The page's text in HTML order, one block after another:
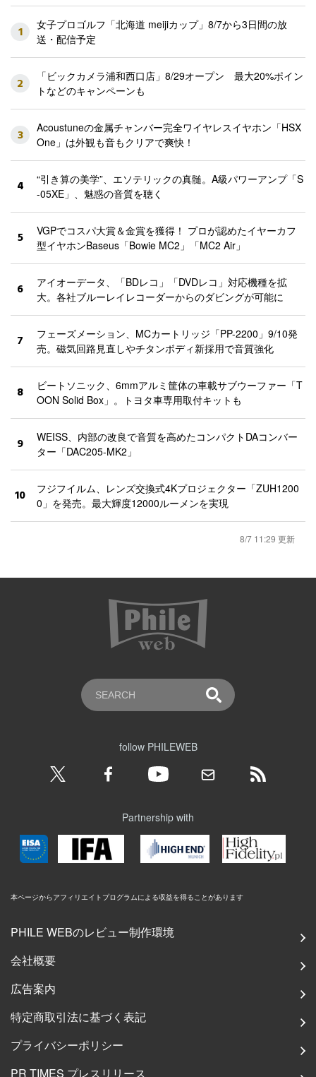
1
女子プロゴルフ「北海道 meijiカップ」8/7から3日間の放
送・配信予定
2
「ビックカメラ浦和西口店」8/29オープン 最大20%ポイン
トなどのキャンペーンも
3
Acoustuneの金属チャンバー完全ワイヤレスイヤホン「HSX
One」は外観も音もクリアで爽快！
4
“引き算の美学”、エソテリックの真髄。A級パワーアンプ「S
-05XE」、魅惑の音質を聴く
5
VGPでコスパ大賞＆金賞を獲得！ プロが認めたイヤーカフ
型イヤホンBaseus「Bowie MC2」「MC2 Air」
6
アイオーデータ、「BDレコ」「DVDレコ」対応機種を拡
大。各社ブルーレイレコーダーからのダビングが可能に
7
フェーズメーション、MCカートリッジ「PP-2200」9/10発
売。磁気回路見直しやチタンボディ新採用で音質強化
8
ビートソニック、6mmアルミ筐体の車載サブウーファー「T
OON Solid Box」。トヨタ車専用取付キットも
9
WEISS、内部の改良で音質を高めたコンパクトDAコンバー
ター「DAC205-MK2」
10
フジフイルム、レンズ交換式4Kプロジェクター「ZUH1200
0」を発売。最大輝度12000ルーメンを実現
8/7 11:29 更新
follow PHILEWEB
Partnership with
本ページからアフィリエイトプログラムによる収益を得ることがあります
PHILE WEBのレビュー制作環境
会社概要
広告案内
特定商取引法に基づく表記
プライバシーポリシー
PR TIMES プレスリリース